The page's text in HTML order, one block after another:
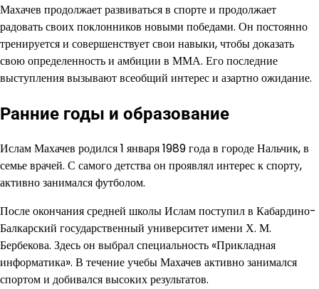
Махачев продолжает развиваться в спорте и продолжает
радовать своих поклонников новыми победами. Он постоянно
тренируется и совершенствует свои навыки, чтобы доказать
свою определенность и амбиции в ММА. Его последние
выступления вызывают всеобщий интерес и азартно ожидание.
Ранние годы и образование
Ислам Махачев родился 1 января 1989 года в городе Нальчик, в
семье врачей. С самого детства он проявлял интерес к спорту,
активно занимался футболом.
После окончания средней школы Ислам поступил в Кабардино-
Балкарский государственный университет имени Х. М.
Бербекова. Здесь он выбрал специальность «Прикладная
информатика». В течение учебы Махачев активно занимался
спортом и добивался высоких результатов.